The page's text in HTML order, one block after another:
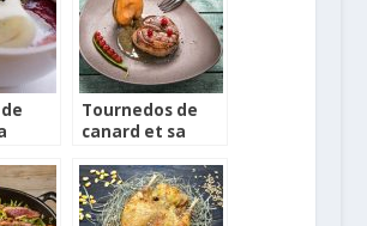
Tournedos de
canard et sa
légumes